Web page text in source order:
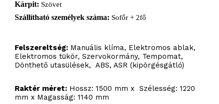
Kárpit: Szövet
Szállítható személyek száma: Sofőr + 2fő
Felszereltség: Manuális klíma, Elektromos ablak,
Elektromos tükör, Szervokormány, Tempomat,
Dönthető utasülések, ABS, ASR (kipörgésgátló)
Raktér méret: Hossz: 1500 mm x Szélesség: 1220
mm x Magasság: 1140 mm